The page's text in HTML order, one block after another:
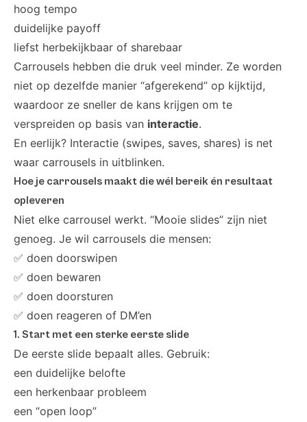
hoog tempo
duidelijke payoff
liefst herbekijkbaar of sharebaar
Carrousels hebben die druk veel minder. Ze worden
niet op dezelfde manier “afgerekend” op kijktijd,
waardoor ze sneller de kans krijgen om te
verspreiden op basis van interactie.
En eerlijk? Interactie (swipes, saves, shares) is net
waar carrousels in uitblinken.
Hoe je carrousels maakt die wél bereik én resultaat
opleveren
Niet elke carrousel werkt. “Mooie slides” zijn niet
genoeg. Je wil carrousels die mensen:
✅ doen doorswipen
✅ doen bewaren
✅ doen doorsturen
✅ doen reageren of DM’en
1. Start met een sterke eerste slide
De eerste slide bepaalt alles. Gebruik:
een duidelijke belofte
een herkenbaar probleem
een “open loop”